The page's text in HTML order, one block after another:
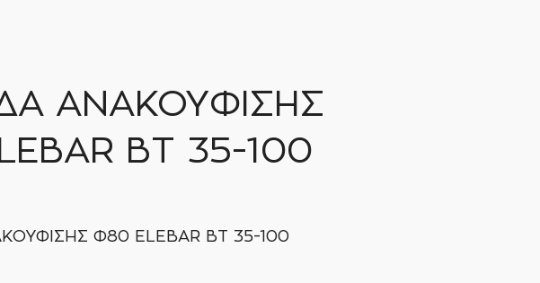
ΑΝΑΚΟΥΦΙΣΗΣ
BT 35-100
Φ80 ELEBAR BT 35-100